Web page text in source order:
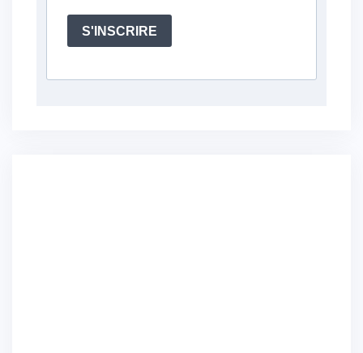
S'INSCRIRE